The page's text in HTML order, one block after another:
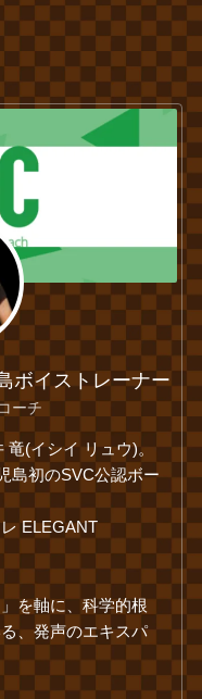
ボイストレーナー
ーチ
竜(イシイ リュウ)。
島初のSVC公認ボー
ELEGANT
を軸に、科学的根
、発声のエキスパ